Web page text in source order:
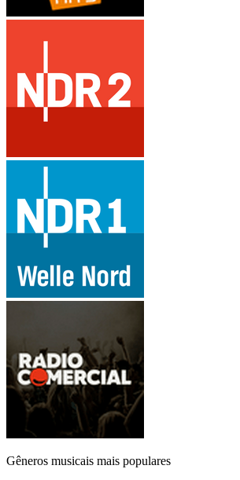
Gêneros musicais mais populares